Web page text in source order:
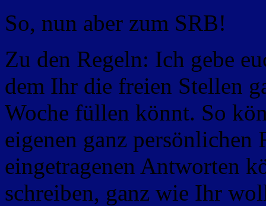
So, nun aber zum SRB!
Zu den Regeln: Ich gebe
dem Ihr die freien Stellen
Woche füllen könnt. So
eigenen ganz persönlichen
eingetragenen Antworten
schreiben, ganz wie Ihr